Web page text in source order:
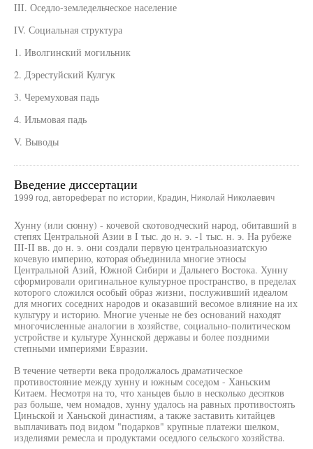
III. Оседло-земледельческое население
IV. Социальная структура
1. Иволгинский могильник
2. Дэрестуйский Кулгук
3. Черемуховая падь
4. Ильмовая падь
V. Выводы
Введение диссертации
1999 год, автореферат по истории, Крадин, Николай Николаевич
Хунну (или сюнну) - кочевой скотоводческий народ, обитавший в
степях Центральной Азии в I тыс. до н. э. -1 тыс. н. э. На рубеже
III-II вв. до н. э. они создали первую центральноазиатскую
кочевую империю, которая объединила многие этносы
Центральной Азий, Южной Сибири и Дальнего Востока. Хунну
сформировали оригинальное культурное пространство, в пределах
которого сложился особый образ жизни, послуживший идеалом
для многих соседних народов и оказавший весомое влияние на их
культуру и историю. Многие ученые не без оснований находят
многочисленные аналогии в хозяйстве, социально-политическом
устройстве и культуре Хуннской державы и более поздними
степными империями Евразии.
В течение четверти века продолжалось драматическое
противостояние между хунну и южным соседом - Ханьским
Китаем. Несмотря на то, что ханьцев было в несколько десятков
раз больше, чем номадов, хунну удалось на равных противостоять
Циньской и Ханьской династиям, а также заставить китайцев
выплачивать под видом "подарков" крупные платежи шелком,
изделиями ремесла и продуктами оседлого сельского хозяйства.